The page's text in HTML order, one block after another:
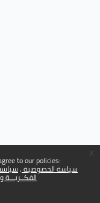
to our policies:
سياسة الخصوصية